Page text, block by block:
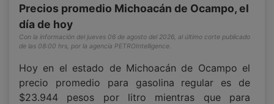
Precios promedio Michoacán de Ocampo, el
día de hoy
Con la información del jueves 06 de agosto del 2026, al último corte publicado
de las 08:00 hrs, por la agencia PETROIntelligence.
Hoy en el estado de Michoacán de Ocampo el
precio promedio para gasolina regular es de
$23.944 pesos por litro mientras que para